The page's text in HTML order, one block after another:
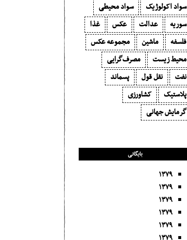
سواد اکولوژیک
سواد محیطی
سوریه
عدالت عکس
غذا
فلسفه
ماشین
مجموعه عکس
محیط زیست
مصرف‌گرایی‬
نفت
نقل قول
پسماند
پلاستیک
کشاورزی
گرمایش جهانی
بایگانی
۱۳۷۹
۱۳۷۹
۱۳۷۹
۱۳۷۹
۱۳۷۹